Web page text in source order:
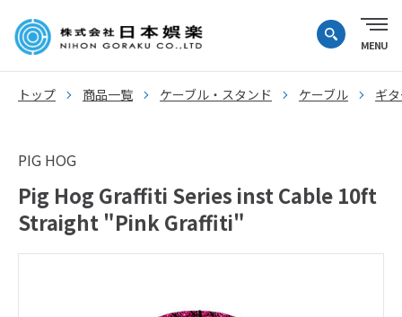
トップ 商品一覧 ケーブル・スタンド ケーブル ギ
PIG HOG
Pig Hog Graffiti Series inst Cable 10ft
Straight "Pink Graffiti"